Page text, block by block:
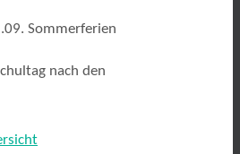
Sommerferien
nach den